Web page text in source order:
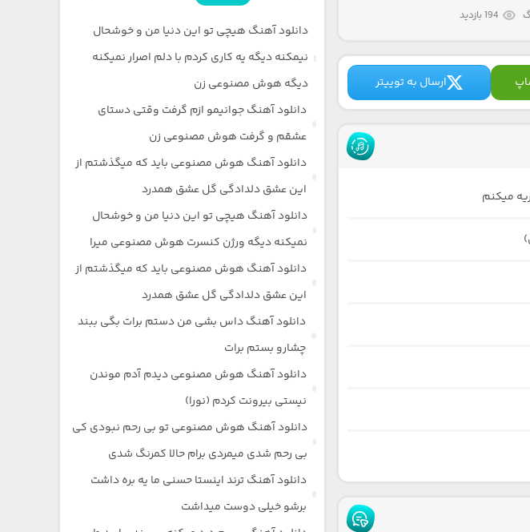
194 بازدید
ارسال به توییتر
میکنم
دانلود آهنگ هیچی تو این دنیا من و خوشحال
نیمکنه دیگه یه کاری کردم با دلم اصرار نمیکنه
دیگه هوش مصنوعی زن
دانلود آهنگ جوانیمو ازم گرفت وقتی دستای
عشقم و گرفت هوش مصنوعی زن
دانلود آهنگ هوش مصنوعی باید که میگذشتم از
این عشق دلدادگی گل عشق همدرد
دانلود آهنگ هیچی تو این دنیا من و خوشحال
نمیکنه دیگه ورژن کنسرت هوش مصنوعی میرا
دانلود آهنگ هوش مصنوعی باید که میگذشتم از
این عشق دلدادگی گل عشق همدرد
دانلود آهنگ داس بشی من دستم برات بگی ببند
چشارو بستم برات
دانلود آهنگ هوش مصنوعی دیدم آدم موندن
نیستی بیرونت کردم (نورا)
دانلود آهنگ هوش مصنوعی تو بی رحم نبودی کی
بی رحم شدی میمردی برام حالا کمرنگ شدی
دانلود آهنگ ترند اینستا حسنی ما یه بره داشت
برشو خیلی دوست میداشت